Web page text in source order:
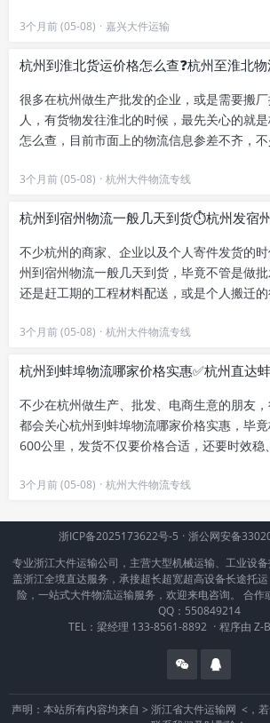
3个月前 (05-08) · 嘉兴大件运输
很多在杭州做生产批发的企业，或是需要搬
人，有货物发往淮北的时候，最先关心的就
怎么查，目前市面上的物流信息参差不齐，
3个月前 (05-08) · 杭州大件物流专线
不少杭州的商家、企业以及个人寄件发货的
州到宿州物流一般几天到货，毕竟不管是做批
还是赶工期的工程材料配送，或是个人搬迁
3个月前 (05-08) · 杭州大件物流专线
不少在杭州做生产、批发、电商生意的朋友，
都会关心杭州到蚌埠物流哪家价格实惠，毕
600公里，发货不仅要价格合适，还要时效稳
3个月前 (05-08) · 杭州大件物流专线
浙ICP备2025173622号-5 · 浙公网安备
专业浙江大件运输公司，主营大型机械运输、工业设
盖浙江全境直达服务，承接超长超宽超高设备长途托
险，一站式大件物流运输服务，欢迎来电咨询。 合作
QQ：550849214
TEL：梁经理 133-8561-8892 · 程序由 Z-
声明：本站所有内容均来自 > 浙江省大件运输网 <，